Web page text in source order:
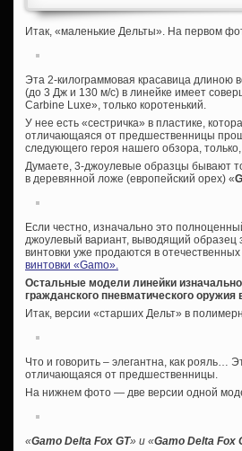
Итак, «маленькие Дельты». На первом
Эта 2-килограммовая красавица
(до 3 Дж и 130 м/с) в линейке имеет
Carbine Luxe», только коротенький.
У нее есть «сестричка» в пластике,
отличающаяся от предшественницы
следующего героя нашего обзора,
Думаете, 3-джоулевые образцы бывают
в деревянной ложе (европейский орех) «
Если честно, изначально это
джоулевый вариант, выводящий образец
винтовки уже продаются в
винтовки «Gamo».
Остальные модели линейки
гражданского пневматического
Итак, версии «старших Дельт» в
Что и говорить – элегантна, как рояль…
отличающаяся от предшественницы.
На нижнем фото — две версии одной
«Gamo Delta Fox GT» и «Gamo Delta Fox